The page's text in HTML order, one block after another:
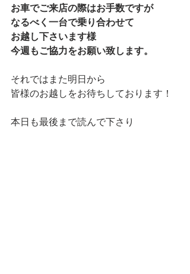
お車でご来店の際はお手数ですが
なるべく一台で乗り合わせて
お越し下さいます様
今週もご協力をお願い致します。
それではまた明日から
皆様のお越しをお待ちしております！
本日も最後まで読んで下さり